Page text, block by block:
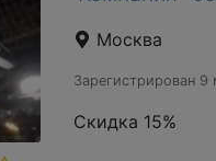
Москва
Зарегистрирован 9
Скидка 15%